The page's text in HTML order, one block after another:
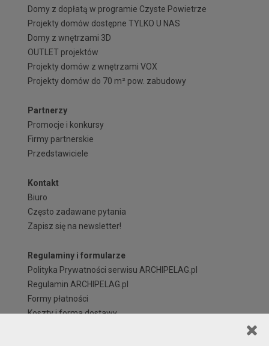
Domy z dopłatą w programie Czyste Powietrze
Projekty domów dostępne TYLKO U NAS
Domy z wnętrzami 3D
OUTLET projektów
Projekty domów z wnętrzami VOX
Projekty domów do 70 m² pow. zabudowy
Partnerzy
Promocje i konkursy
Firmy partnerskie
Przedstawiciele
Kontakt
Biuro
Często zadawane pytania
Zapisz się na newsletter!
Regulaminy i formularze
Polityka Prywatności serwisu ARCHIPELAG.pl
Regulamin ARCHIPELAG.pl
Formy płatności
Koszty i forma dostawy